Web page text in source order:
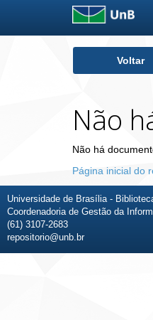
Voltar
Não
Não há
Página inicial do
Universidade de Brasília -
Coordenadoria de Gestão da
(61) 3107-2683
repositorio@unb.br